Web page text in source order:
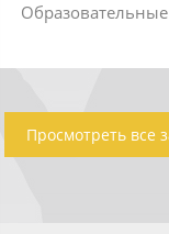
Просмотреть все